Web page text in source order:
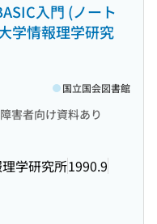
入門 (ノート
学情報理学研究
障害者向け資料あり
学研究所1990.9
国立国会図書館